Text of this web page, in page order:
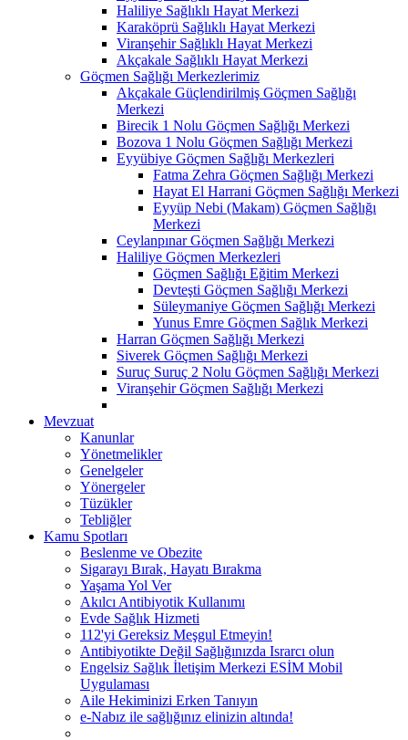
Haliliye Sağlıklı Hayat Merkezi
Karaköprü Sağlıklı Hayat Merkezi
Viranşehir Sağlıklı Hayat Merkezi
Akçakale Sağlıklı Hayat Merkezi
Göçmen Sağlığı Merkezlerimiz
Akçakale Güçlendirilmiş Göçmen Sağlığı
Merkezi
Birecik 1 Nolu Göçmen Sağlığı Merkezi
Bozova 1 Nolu Göçmen Sağlığı Merkezi
Eyyübiye Göçmen Sağlığı Merkezleri
Fatma Zehra Göçmen Sağlığı Merkezi
Hayat El Harrani Göçmen Sağlığı Merkezi
Eyyüp Nebi (Makam) Göçmen Sağlığı
Merkezi
Ceylanpınar Göçmen Sağlığı Merkezi
Haliliye Göçmen Merkezleri
Göçmen Sağlığı Eğitim Merkezi
Devteşti Göçmen Sağlığı Merkezi
Süleymaniye Göçmen Sağlığı Merkezi
Yunus Emre Göçmen Sağlık Merkezi
Harran Göçmen Sağlığı Merkezi
Siverek Göçmen Sağlığı Merkezi
Suruç Suruç 2 Nolu Göçmen Sağlığı Merkezi
Viranşehir Göçmen Sağlığı Merkezi
Mevzuat
Kanunlar
Yönetmelikler
Genelgeler
Yönergeler
Tüzükler
Tebliğler
Kamu Spotları
Beslenme ve Obezite
Sigarayı Bırak, Hayatı Bırakma
Yaşama Yol Ver
Akılcı Antibiyotik Kullanımı
Evde Sağlık Hizmeti
112'yi Gereksiz Meşgul Etmeyin!
Antibiyotikte Değil Sağlığınızda Israrcı olun
Engelsiz Sağlık İletişim Merkezi ESİM Mobil
Uygulaması
Aile Hekiminizi Erken Tanıyın
e-Nabız ile sağlığınız elinizin altında!